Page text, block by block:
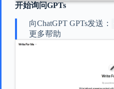
开始询问GPTs
向ChatGPT GPTs发送：
更多帮助